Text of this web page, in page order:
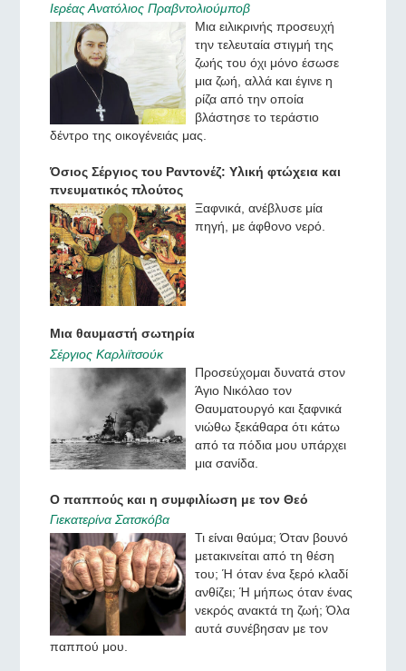
Ιερέας Ανατόλιος Πραβντολιούμποβ
Μια ειλικρινής προσευχή
την τελευταία στιγμή της
ζωής του όχι μόνο έσωσε
μια ζωή, αλλά και έγινε η
ρίζα από την οποία
βλάστησε το τεράστιο
δέντρο της οικογένειάς μας.
Όσιος Σέργιος του Ραντονέζ: Υλική φτώχεια και
πνευματικός πλούτος
Ξαφνικά, ανέβλυσε μία
πηγή, με άφθονο νερό.
Μια θαυμαστή σωτηρία
Σέργιος Καρλιϊτσούκ
Προσεύχομαι δυνατά στον
Άγιο Νικόλαο τον
Θαυματουργό και ξαφνικά
νιώθω ξεκάθαρα ότι κάτω
από τα πόδια μου υπάρχει
μια σανίδα.
Ο παππούς και η συμφιλίωση με τον Θεό
Γιεκατερίνα Σατσκόβα
Τι είναι θαύμα; Όταν βουνό
μετακινείται από τη θέση
του; Ή όταν ένα ξερό κλαδί
ανθίζει; Ή μήπως όταν ένας
νεκρός ανακτά τη ζωή; Όλα
αυτά συνέβησαν με τον
παππού μου.